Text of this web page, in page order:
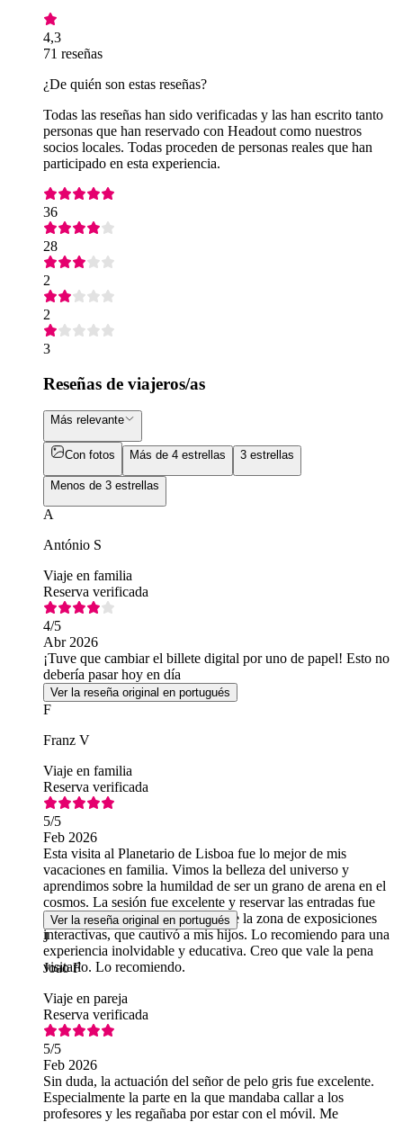
4,3
71 reseñas
¿De quién son estas reseñas?
Todas las reseñas han sido verificadas y las han escrito tanto
personas que han reservado con Headout como nuestros
socios locales. Todas proceden de personas reales que han
participado en esta experiencia.
36
28
2
2
3
Reseñas de viajeros/as
Más relevante
Con fotos Más de 4 estrellas 3 estrellas
Menos de 3 estrellas
A
António S
Viaje en familia
Reserva verificada
4/5
Abr 2026
¡Tuve que cambiar el billete digital por uno de papel! Esto no
debería pasar hoy en día
Ver la reseña original en portugués
F
Franz V
Viaje en familia
Reserva verificada
5/5
Feb 2026
Esta visita al Planetario de Lisboa fue lo mejor de mis
vacaciones en familia. Vimos la belleza del universo y
aprendimos sobre la humildad de ser un grano de arena en el
cosmos. La sesión fue excelente y reservar las entradas fue
muy fácil. Me gustó especialmente la zona de exposiciones
interactivas, que cautivó a mis hijos. Lo recomiendo para una
experiencia inolvidable y educativa. Creo que vale la pena
visitarlo. Lo recomiendo.
Ver la reseña original en portugués
J
Joao F
Viaje en pareja
Reserva verificada
5/5
Feb 2026
Sin duda, la actuación del señor de pelo gris fue excelente.
Especialmente la parte en la que mandaba callar a los
profesores y les regañaba por estar con el móvil. Me